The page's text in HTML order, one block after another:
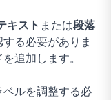
キスト または段落
る必要がありま
追加します。
ルを調整する必